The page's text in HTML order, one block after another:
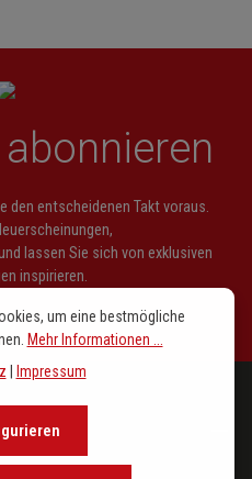
den entscheidenen Takt voraus.
lassen Sie sich von exklusiven
inspirieren.
um eine bestmögliche
Mehr Informationen ...
Impressum